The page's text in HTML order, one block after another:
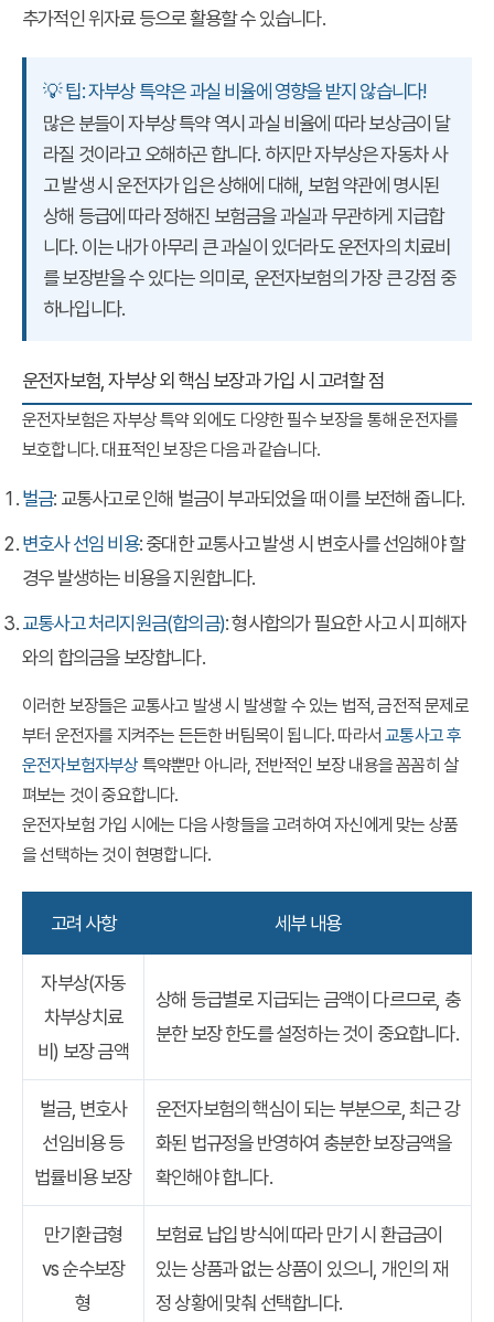
추가적인 위자료 등으로 활용할 수 있습니다.
💡 팁: 자부상 특약은 과실 비율에 영향을 받지 않습니다!
많은 분들이 자부상 특약 역시 과실 비율에 따라 보상금이 달
라질 것이라고 오해하곤 합니다. 하지만 자부상은 자동차 사
고 발생 시 운전자가 입은 상해에 대해, 보험 약관에 명시된
상해 등급에 따라 정해진 보험금을 과실과 무관하게 지급합
니다. 이는 내가 아무리 큰 과실이 있더라도 운전자의 치료비
를 보장받을 수 있다는 의미로, 운전자보험의 가장 큰 강점 중
하나입니다.
운전자보험, 자부상 외 핵심 보장과 가입 시 고려할 점
운전자보험은 자부상 특약 외에도 다양한 필수 보장을 통해 운전자를
보호합니다. 대표적인 보장은 다음과 같습니다.
벌금: 교통사고로 인해 벌금이 부과되었을 때 이를 보전해 줍니다.
변호사 선임 비용: 중대한 교통사고 발생 시 변호사를 선임해야 할
경우 발생하는 비용을 지원합니다.
교통사고 처리지원금(합의금): 형사합의가 필요한 사고 시 피해자
와의 합의금을 보장합니다.
이러한 보장들은 교통사고 발생 시 발생할 수 있는 법적, 금전적 문제로
부터 운전자를 지켜주는 든든한 버팀목이 됩니다. 따라서교통사고 후
운전자보험자부상 특약뿐만 아니라, 전반적인 보장 내용을 꼼꼼히 살
펴보는 것이 중요합니다.
운전자보험 가입 시에는 다음 사항들을 고려하여 자신에게 맞는 상품
을 선택하는 것이 현명합니다.
고려 사항 세부 내용
자부상(자동
차부상치료
비) 보장 금액
상해 등급별로 지급되는 금액이 다르므로, 충
분한 보장 한도를 설정하는 것이 중요합니다.
벌금, 변호사
선임비용 등
법률비용 보장
운전자보험의 핵심이 되는 부분으로, 최근 강
화된 법규정을 반영하여 충분한 보장금액을
확인해야 합니다.
만기환급형
vs 순수보장
형
보험료 납입 방식에 따라 만기 시 환급금이
있는 상품과 없는 상품이 있으니, 개인의 재
정 상황에 맞춰 선택합니다.